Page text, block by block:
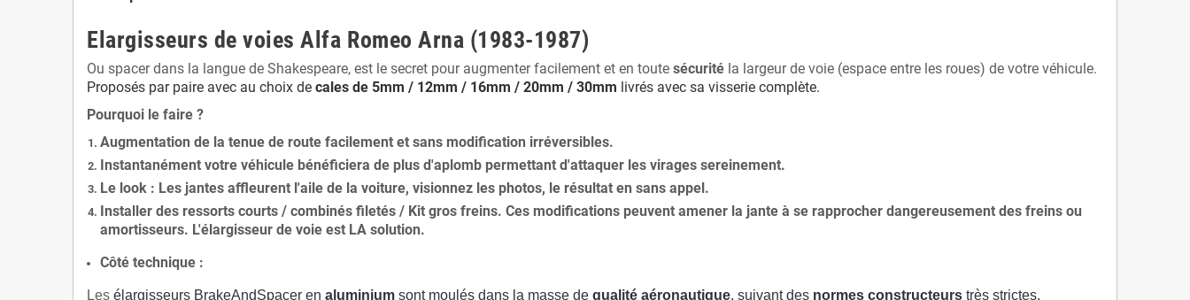
Elargisseurs de voies Alfa Romeo Arna (1983-1987)
Ou spacer dans la langue de Shakespeare, est le secret pour augmenter facilement et en toute sécurité la largeur de voie (espace entre les roues) de votre véhicule.
Proposés par paire avec au choix de cales de 5mm / 12mm / 16mm / 20mm / 30mm livrés avec sa visserie complète.
Pourquoi le faire ?
Augmentation de la tenue de route facilement et sans modification irréversibles.
Instantanément votre véhicule bénéficiera de plus d'aplomb permettant d'attaquer les virages sereinement.
Le look : Les jantes affleurent l'aile de la voiture, visionnez les photos, le résultat en sans appel.
Installer des ressorts courts / combinés filetés / Kit gros freins. Ces modifications peuvent amener la jante à se rapprocher dangereusement des freins ou
amortisseurs. L'élargisseur de voie est LA solution.
Côté technique :
Les élargisseurs BrakeAndSpacer en aluminium sont moulés dans la masse de qualité aéronautique, suivant des normes constructeurs très strictes.